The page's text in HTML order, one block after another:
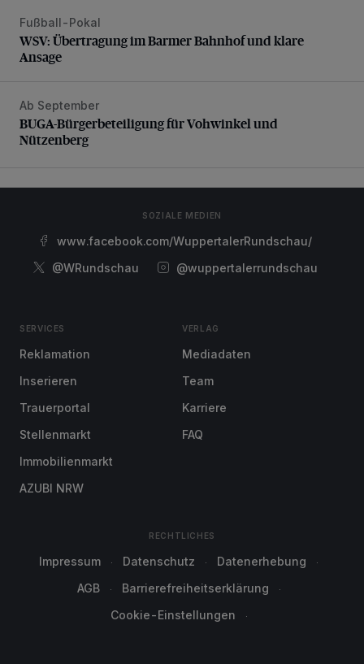
WSV: Übertragung im Barmer Bahnhof und klare Ansage
Fußball-Pokal
WSV: Übertragung im Barmer Bahnhof und klare
Ansage
BUGA-Bürgerbeteiligung für Vohwinkel und Nützenberg
Ab September
BUGA-Bürgerbeteiligung für Vohwinkel und
Nützenberg
SOZIALE MEDIEN
www.facebook.com/WuppertalerRundschau/
@WRundschau
@wuppertalerrundschau
SERVICES
Reklamation
Inserieren
Trauerportal
Stellenmarkt
Immobilienmarkt
AZUBI NRW
VERLAG
Mediadaten
Team
Karriere
FAQ
RECHTLICHES
Impressum Datenschutz
Datenerhebung
AGB
Barrierefreiheitserklärung
Cookie-Einstellungen